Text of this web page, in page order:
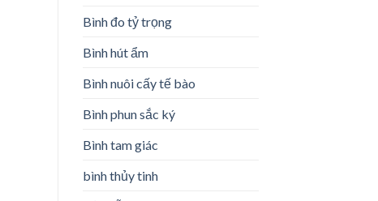
Bình đo tỷ trọng
Bình hút ẩm
Bình nuôi cấy tế bào
Bình phun sắc ký
Bình tam giác
bình thủy tinh